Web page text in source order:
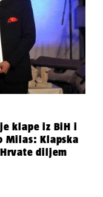
klape iz BiH i
Milas: Klapska
diljem